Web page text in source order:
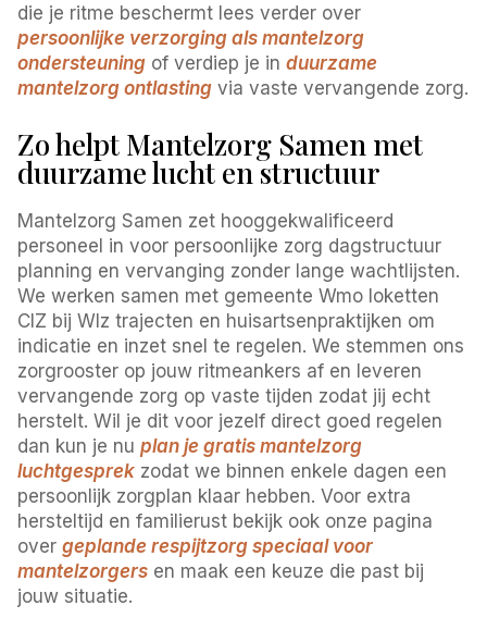
die je ritme beschermt lees verder over
persoonlijke verzorging als mantelzorg
ondersteuning of verdiep je induurzame
mantelzorg ontlasting via vaste vervangende zorg.
Zo helpt Mantelzorg Samen met
duurzame lucht en structuur
Mantelzorg Samen zet hooggekwalificeerd
personeel in voor persoonlijke zorg dagstructuur
planning en vervanging zonder lange wachtlijsten.
We werken samen met gemeente Wmo loketten
CIZ bij Wlz trajecten en huisartsenpraktijken om
indicatie en inzet snel te regelen. We stemmen ons
zorgrooster op jouw ritmeankers af en leveren
vervangende zorg op vaste tijden zodat jij echt
herstelt. Wil je dit voor jezelf direct goed regelen
dan kun je nuplan je gratis mantelzorg
luchtgesprek zodat we binnen enkele dagen een
persoonlijk zorgplan klaar hebben. Voor extra
hersteltijd en familierust bekijk ook onze pagina
overgeplande respijtzorg speciaal voor
mantelzorgers en maak een keuze die past bij
jouw situatie.